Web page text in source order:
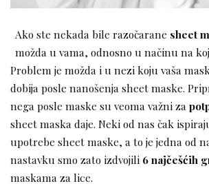
Ako ste nekada bile razočarane sheet
možda u vama, odnosno u načinu na
Problem je možda i u nezi koju vaša
dobija posle nanošenja sheet maske.
nega posle maske su veoma važni za
sheet maska daje. Neki od nas čak
upotrebe sheet maske, a to je jedna od
nastavku smo zato izdvojili 6 najčešćih
maskama za lice.